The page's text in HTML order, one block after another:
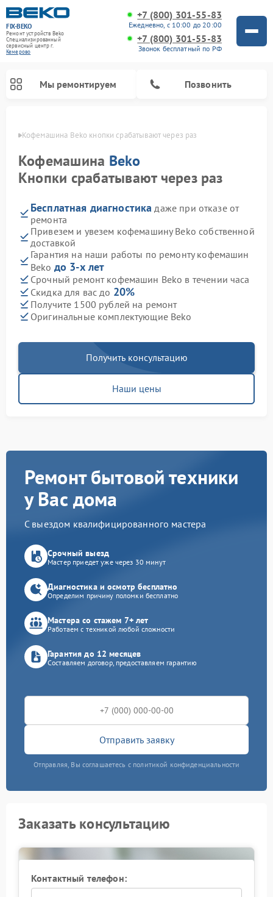
FIX-BEKO
Ремонт устройств Beko
Специализированный
cервисный центр г.
Кемерово
+7 (800) 301-55-83
Ежедневно, с 10:00 до 20:00
+7 (800) 301-55-83
Звонок бесплатный по РФ
Мы ремонтируем Позвонить
Кофемашина Beko кнопки срабатывают через раз
Кофемашина Beko
Кнопки срабатывают через раз
Бесплатная диагностика даже при отказе от
ремонта
Привезем и увезем кофемашину Beko собственной
доставкой
Гарантия на наши работы по ремонту кофемашин
Beko до 3-х лет
Срочный ремонт кофемашин Beko в течении часа
Скидка для вас до 20%
Получите 1500 рублей на ремонт
Оригинальные комплектующие Beko
Получить консультацию
Наши цены
Ремонт бытовой техники
у Вас дома
С выездом квалифицированного мастера
Срочный выезд
Мастер приедет уже через 30 минут
Диагностика и осмотр бесплатно
Определим причину поломки бесплатно
Мастера со стажем 7+ лет
Работаем с техникой любой сложности
Гарантия до 12 месяцев
Составляем договор, предоставляем гарантию
Отправить заявку
Отправляя, Вы соглашаетесь с политикой конфиденциальности
Заказать консультацию
Контактный телефон: